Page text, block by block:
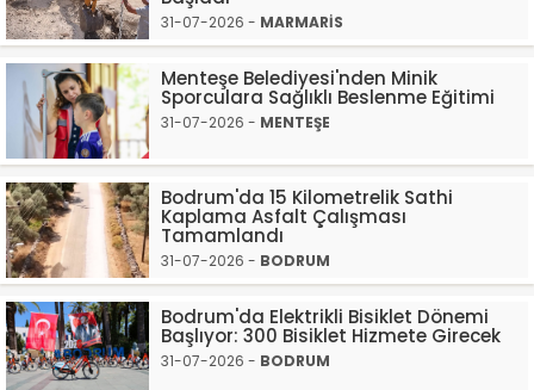
31-07-2026 - MARMARİS
Menteşe Belediyesi'nden Minik
Sporculara Sağlıklı Beslenme Eğitimi
31-07-2026 - MENTEŞE
Bodrum'da 15 Kilometrelik Sathi
Kaplama Asfalt Çalışması
Tamamlandı
31-07-2026 - BODRUM
Bodrum'da Elektrikli Bisiklet Dönemi
Başlıyor: 300 Bisiklet Hizmete Girecek
31-07-2026 - BODRUM